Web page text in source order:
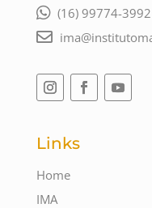
(16) 99774-3992
Links
Home
IMA